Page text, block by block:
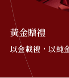
黃金贈禮
本日金價
最新資訊
關於金長山
黃金贈禮
以金載禮，以純